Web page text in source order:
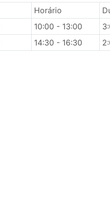
Horário
10:00 - 13:00
14:30 - 16:30